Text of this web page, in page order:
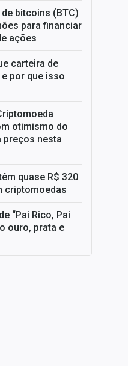
bitcoins (BTC)
para financiar
ações
carteira de
por que isso
otimismo do
preços nesta
quase R$ 320
criptomoedas
“Pai Rico, Pai
ouro, prata e